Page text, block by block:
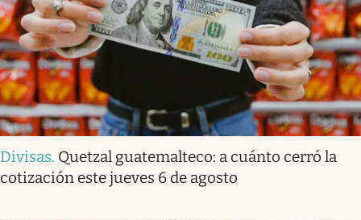
Divisas. Quetzal guatemalteco: a cuánto cerró la
cotización este jueves 6 de agosto